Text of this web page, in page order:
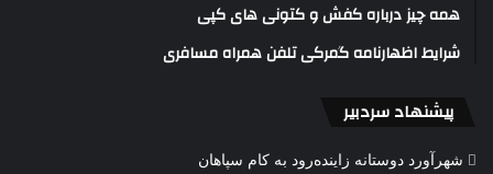
همه چیز درباره کفش و کتونی های کپی
شرایط اظهارنامه گمرکی تلفن همراه مسافری
پیشنهاد سردبیر
شهرآورد دوستانه زاینده‌رود به کام سپاهان